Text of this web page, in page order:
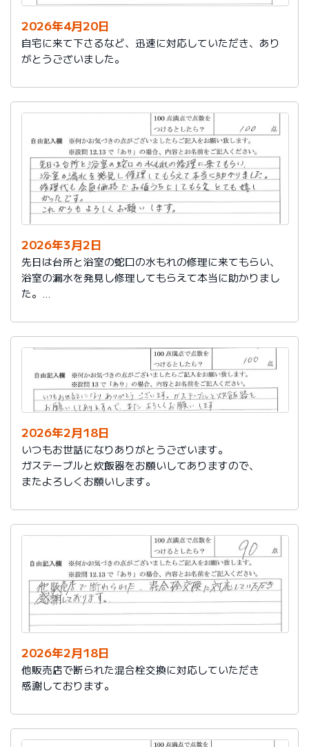
2026年4月20日
自宅に来て下さるなど、迅速に対応していただき、あり
がとうございました。
2026年3月2日
先日は台所と浴室の蛇口の水もれの修理に来てもらい、
浴室の漏水を発見し修理してもらえて本当に助かりまし
た。
かったです。
これからもよろしくお願いします。
2026年2月18日
いつもお世話になりありがとうございます。
ガステーブルと炊飯器をお願いしてありますので、
またよろしくお願いします。
2026年2月18日
他販売店で断られた混合栓交換に対応していただき
感謝しております。